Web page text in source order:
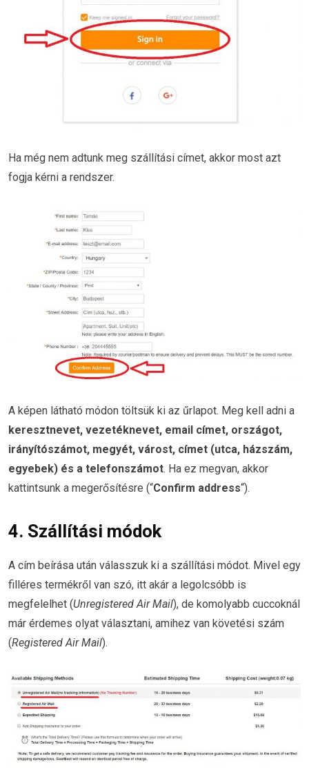
Ha még nem adtunk meg szállítási címet, akkor most azt
fogja kérni a rendszer.
A képen látható módon töltsük ki az űrlapot. Meg kell adni a
keresztnevet, vezetéknevet, email címet, országot,
irányítószámot, megyét, várost, címet (utca, házszám,
egyebek) és a telefonszámot. Ha ez megvan, akkor
kattintsunk a megerősítésre (“Confirm address“).
4. Szállítási módok
A cím beírása után válasszuk ki a szállítási módot. Mivel egy
filléres termékről van szó, itt akár a legolcsóbb is
megfelelhet (Unregistered Air Mail), de komolyabb cuccoknál
már érdemes olyat választani, amihez van követési szám
(Registered Air Mail).